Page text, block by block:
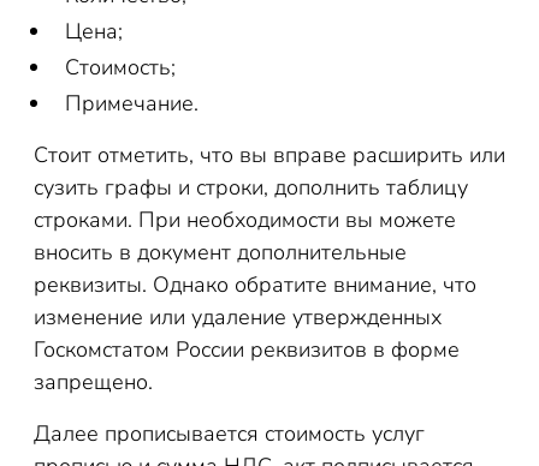
Цена;
Стоимость;
Примечание.
Стоит отметить, что вы вправе расширить или
сузить графы и строки, дополнить таблицу
строками. При необходимости вы можете
вносить в документ дополнительные
реквизиты. Однако обратите внимание, что
изменение или удаление утвержденных
Госкомстатом России реквизитов в форме
запрещено.
Далее прописывается стоимость услуг